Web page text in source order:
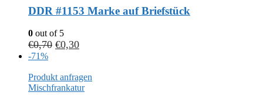
DDR #1153 Marke auf Briefstück
0 out of 5
€0,70 €0,30
-71%
Produkt anfragen
Mischfrankatur